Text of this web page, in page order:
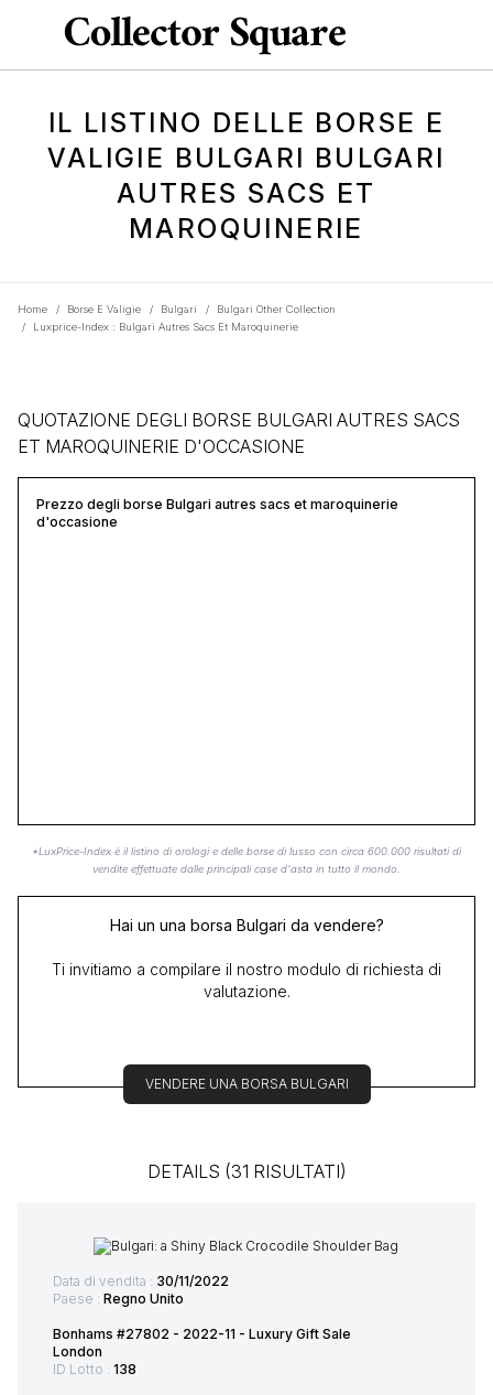
IL LISTINO DELLE BORSE E
VALIGIE BULGARI BULGARI
AUTRES SACS ET
MAROQUINERIE
Home / Borse E Valigie / Bulgari /
Bulgari Other Collection
/
Luxprice-Index : Bulgari Autres Sacs Et Maroquinerie
QUOTAZIONE DEGLI BORSE BULGARI AUTRES SACS
ET MAROQUINERIE D'OCCASIONE
Prezzo degli borse Bulgari autres sacs et maroquinerie
d'occasione
*LuxPrice-Index è il listino di orologi e delle borse di lusso con circa 600.000 risultati di
vendite effettuate dalle principali case d'asta in tutto il mondo.
Hai un una borsa Bulgari da vendere?
Ti invitiamo a compilare il nostro modulo di richiesta di
valutazione.
VENDERE UNA BORSA BULGARI
DETAILS (31 RISULTATI)
Data di vendita : 30/11/2022
Paese : Regno Unito
Bonhams #27802 - 2022-11 - Luxury Gift Sale
London
ID Lotto : 138